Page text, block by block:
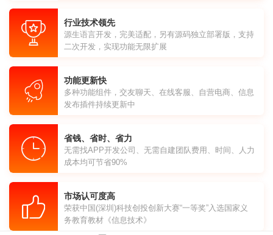
行业技术领先
源生语言开发，完美适配，另有源码独立部署版，支持
二次开发，实现功能无限扩展
功能更新快
多种功能组件，交友聊天、在线客服、自营电商、信息
发布插件持续更新中
省钱、省时、省力
无需找APP开发公司、无需自建团队费用、时间、人力
成本均可节省90%
市场认可度高
荣获中国(深圳)科技创投创新大赛“一等奖”入选国家义
务教育教材《信息技术》